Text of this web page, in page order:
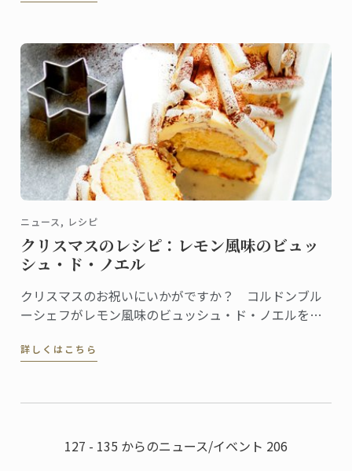
ニュース, レシピ
クリスマスのレシピ：レモン風味のビュッ
シュ・ド・ノエル
クリスマスのお祝いにいかがですか？ コルドンブル
ーシェフがレモン風味のビュッシュ・ド・ノエルをご
詳しくはこちら
127 - 135 からのニュース/イベント 206